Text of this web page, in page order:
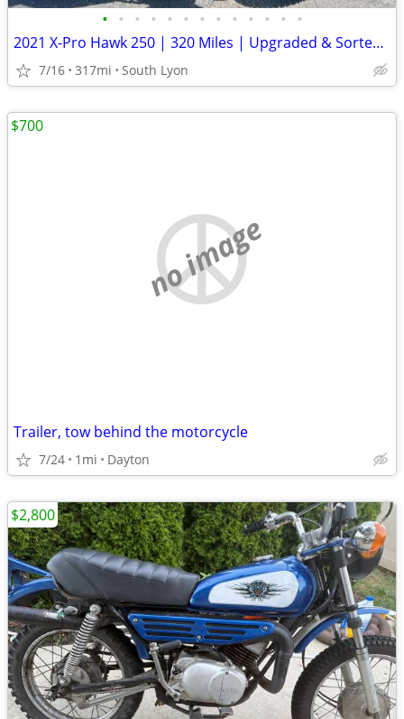
• • • • • • • • • • • • •
2021 X-Pro Hawk 250 | 320 Miles | Upgraded & Sorted | MCO Included
7/16 317mi South Lyon
no image
Trailer, tow behind the motorcycle
7/24 1mi Dayton
$700
$2,800